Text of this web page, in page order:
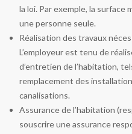
la loi. Par exemple, la surface
une personne seule.
Réalisation des travaux
L’employeur est tenu de
d’entretien de l’habitation,
remplacement des
canalisations.
Assurance de l’habitation
souscrire une assurance